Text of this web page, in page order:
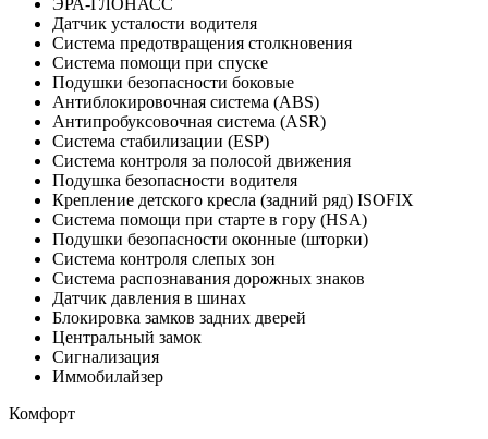
Датчик усталости водителя
Система предотвращения столкновения
Система помощи при спуске
Подушки безопасности боковые
Антиблокировочная система (ABS)
Антипробуксовочная система (ASR)
Система стабилизации (ESP)
Система контроля за полосой движения
Подушка безопасности водителя
Крепление детского кресла (задний ряд) ISOFIX
Система помощи при старте в гору (HSA)
Подушки безопасности оконные (шторки)
Система контроля слепых зон
Система распознавания дорожных знаков
Датчик давления в шинах
Блокировка замков задних дверей
Центральный замок
Сигнализация
Иммобилайзер
Комфорт